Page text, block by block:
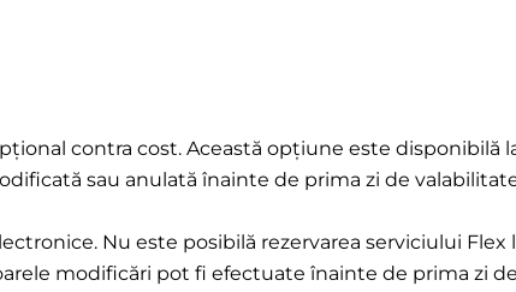
contra cost. Această opțiune este disponibilă
sau anulată înainte de prima zi de
Nu este posibilă rezervarea serviciului Flex
modificări pot fi efectuate înainte de prima zi